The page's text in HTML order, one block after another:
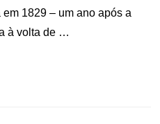
1829 – um ano após a
à volta de …